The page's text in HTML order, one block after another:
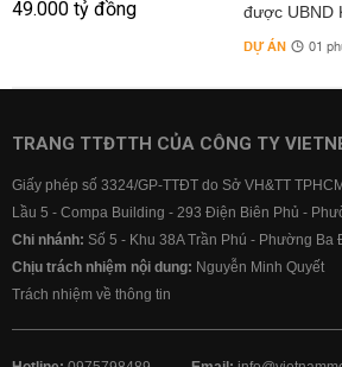
được UBND
DỰ ÁN 01
TRANG TTĐTTH CỦA CÔNG TY
Giấy phép số 3324/GP-TTĐT do Sở VH&TT
Lầu 5 - Compa Building - 293 Điện Biên Phủ -
Chi nhánh: Số 5 - Khu 38A Trần Phú - Phường Ba
Chịu trách nhiệm nội dung: Nguyễn Minh Quyết
Trách nhiệm về thông tin